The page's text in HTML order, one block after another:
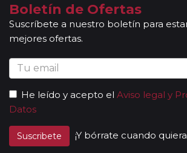
Boletín de Ofertas
Suscríbete a nuestro boletín para
mejores ofertas.
He leído y acepto el Aviso legal y
Datos
Suscribete ¡Y bórrate cuando